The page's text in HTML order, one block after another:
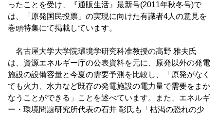
ったことを受け、『通販生活』最新号(2011年秋冬号)で
は、「原発国民投票」の実現に向けた有識者4人の意見を
巻頭特集にて掲載しています。
名古屋大学大学院環境学研究科准教授の高野 雅夫氏
は、資源エネルギー庁の公表資料を元に、原発以外の発電
施設の設備容量と今夏の需要予測を比較し、「原発がなく
ても火力、水力など既存の発電施設の電力量で需要をまか
なうことができる」ことを述べています。また、エネルギ
ー・環境問題研究所代表の石井 彰氏も「枯渇の恐れの少